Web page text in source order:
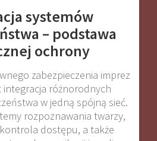
systemów
– podstawa
ochrony
zabezpieczenia imprez
integracja różnorodnych
w jedną spójną sieć.
rozpoznawania twarzy,
dostępu, a także